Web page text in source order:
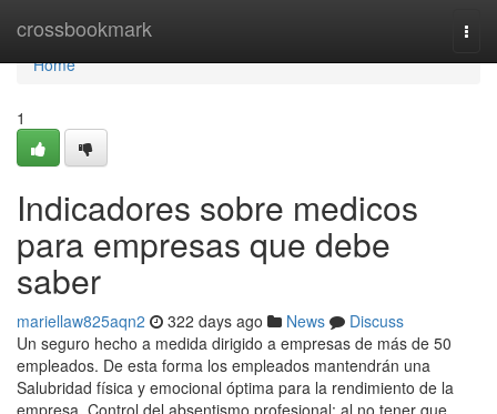
crossbookmark
Home
Home
1
Indicadores sobre medicos
para empresas que debe
saber
mariellaw825aqn2 322 days ago News
Discuss
Un seguro hecho a medida dirigido a empresas de más de 50
empleados. De esta forma los empleados mantendrán una
Salubridad física y emocional óptima para la rendimiento de la
empresa. Control del absentismo profesional: al no tener que